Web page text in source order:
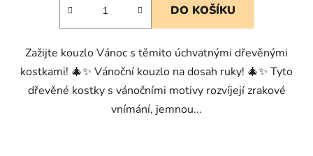
DO KOŠÍKU
Zažijte kouzlo Vánoc s těmito úchvatnými dřevěnými
kostkami! 🎄✨ Vánoční kouzlo na dosah ruky! 🎄✨ Tyto
dřevěné kostky s vánočními motivy rozvíjejí zrakové
vnímání, jemnou...